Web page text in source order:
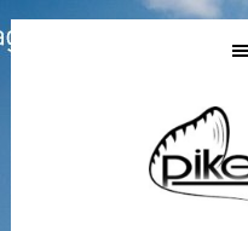
Hopp
til
Hopp
til
Hopp
til